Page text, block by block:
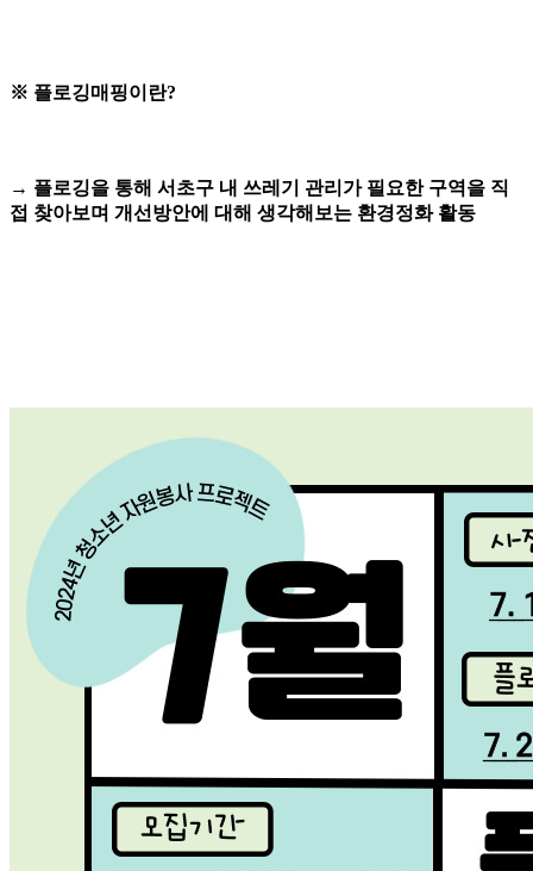
※ 플로깅매핑이란?
→ 플로깅을 통해 서초구 내 쓰레기 관리가 필요한 구역을 직
접 찾아보며 개선방안에 대해 생각해보는 환경정화 활동